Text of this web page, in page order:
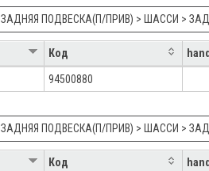
ЗАДНЯЯ ПОДВЕСКА(П/ПРИВ) > ШАССИ >
Код
94500880
ЗАДНЯЯ ПОДВЕСКА(П/ПРИВ) > ШАССИ >
Код